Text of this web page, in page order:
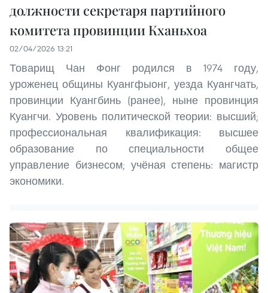
должности секретаря партийного
комитета провинции Кханьхоа
02/04/2026 13:21
Товарищ Чан Фонг родился в 1974 году,
уроженец общины Куангфыонг, уезда Куангчать,
провинции Куангбинь (ранее), ныне провинция
Куангчи. Уровень политической теории: высший;
профессиональная квалификация: высшее
образование по специальности общее
управление бизнесом; учёная степень: магистр
экономики.